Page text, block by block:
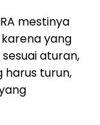
mestinya
yang
aturan,
harus turun,